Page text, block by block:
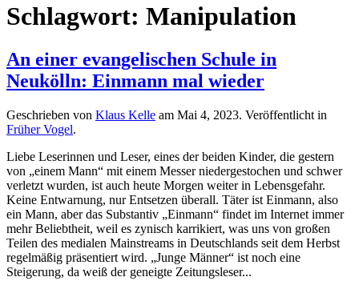
Schlagwort: Manipulation
An einer evangelischen Schule in
Neukölln: Einmann mal wieder
Geschrieben von Klaus Kelle am Mai 4, 2023. Veröffentlicht in
Früher Vogel.
Liebe Leserinnen und Leser, eines der beiden Kinder, die gestern
von „einem Mann“ mit einem Messer niedergestochen und schwer
verletzt wurden, ist auch heute Morgen weiter in Lebensgefahr.
Keine Entwarnung, nur Entsetzen überall. Täter ist Einmann, also
ein Mann, aber das Substantiv „Einmann“ findet im Internet immer
mehr Beliebtheit, weil es zynisch karrikiert, was uns von großen
Teilen des medialen Mainstreams in Deutschlands seit dem Herbst
regelmäßig präsentiert wird. „Junge Männer“ ist noch eine
Steigerung, da weiß der geneigte Zeitungsleser...